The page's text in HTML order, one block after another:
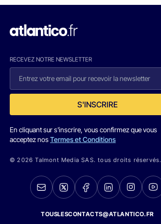
RECEVEZ NOTRE NEWSLETTER
S'INSCRIRE
En cliquant sur s'inscrire, vous confirmez que vous
acceptez nosTermes et Conditions
© 2026 Talmont Media SAS. tous droits réservés.
TOUSLESCONTACTS@ATLANTICO.FR